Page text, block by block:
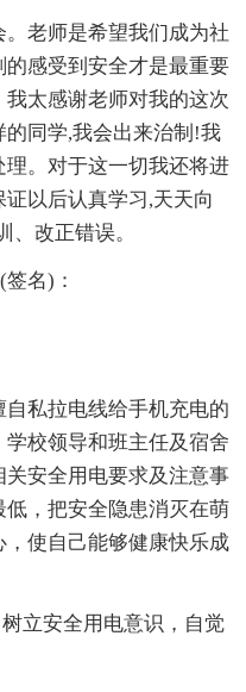
老师是希望我们成为社
感受到安全才是最重要
太感谢老师对我的这次
同学,我会出来治制!我
。对于这一切我还将进
以后认真学习,天天向
改正错误。
名)：
私拉电线给手机充电的
校领导和班主任及宿舍
安全用电要求及注意事
，把安全隐患消灭在萌
使自己能够健康快乐成
立安全用电意识，自觉